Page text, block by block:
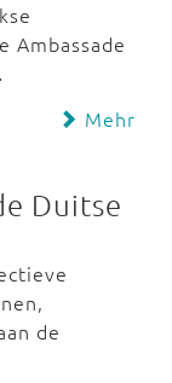
Ambassade
Mehr
Duitse
de